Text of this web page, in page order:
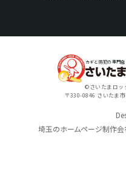
カギと防犯の専門
©さいたまロッ
〒330-0846 さいたま
埼玉のホームページ制作会